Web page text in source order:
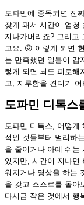
도파민에 중독되면 진
찾게 돼서 시간이 엄청
지나가버리죠? 그리고
고요. 😖 이렇게 되면
는 만족했던 일들이 갑
렇게 되면 뇌도 피로해
고, 지루함을 견디기
도파민 디톡스
도파민 디톡스, 어떻게
적인 것들부터 멀리하
을 줄이거나 아예 쉬는
있지만, 시간이 지나면
워지거나 명상을 하는
을 갖고 스스로를 돌아
다시금 작은 것에서 행